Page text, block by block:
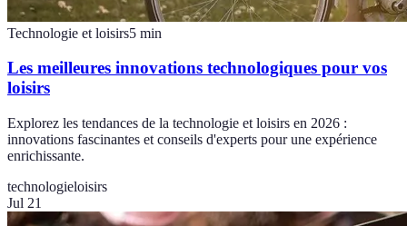
Technologie et loisirs5 min
Les meilleures innovations technologiques pour vos
loisirs
Explorez les tendances de la technologie et loisirs en 2026 :
innovations fascinantes et conseils d'experts pour une expérience
enrichissante.
technologieloisirs
Jul 21